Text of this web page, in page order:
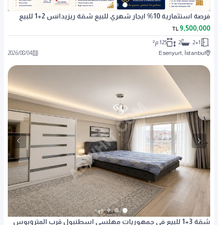
فرصة استثمارية 10% ايجار شهري للبيع شقة ريزيدانس 2+1 للبيع
9,500,000
TL
2+1
2
125 م²
Esenyurt, İstanbul
2026/08/04
شقة 3+1 للبيع في جمهوريات مهلسي اسطنبول قرب المتروبوس